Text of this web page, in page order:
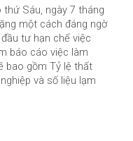
Sáu, ngày 7 tháng
một cách đáng ngờ
tư hạn chế việc
báo cáo việc làm
bao gồm Tỷ lệ thất
và số liệu lạm